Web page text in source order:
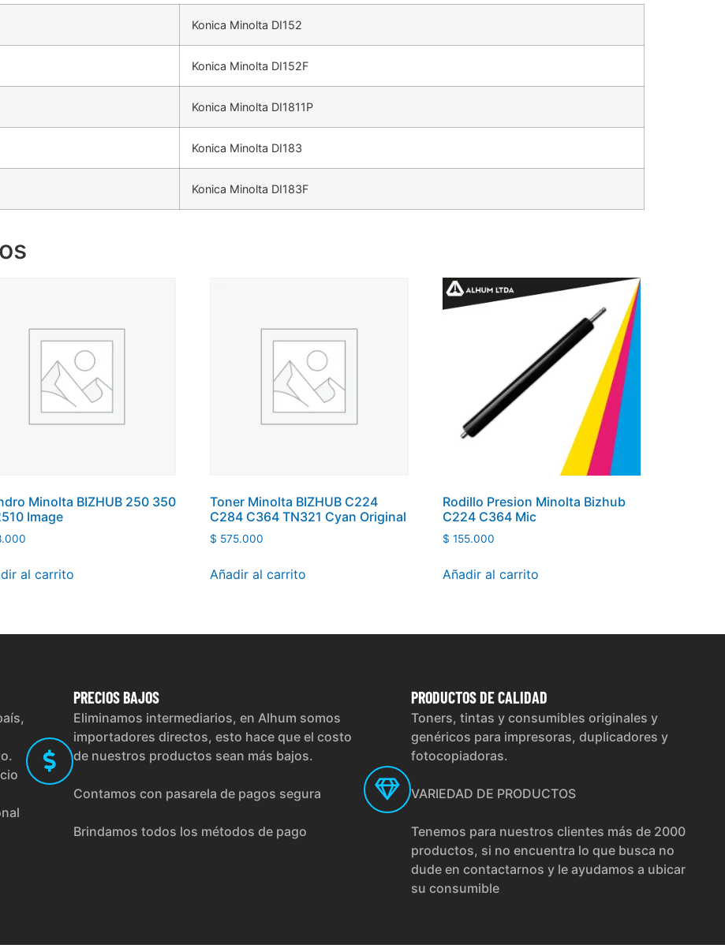
Konica Minolta DI152
Konica Minolta DI152F
Konica Minolta DI1811P
Konica Minolta DI183
Konica Minolta DI183F
Minolta BIZHUB 250 350
Image
al carrito
Toner Minolta BIZHUB C224
C284 C364 TN321 Cyan Original
$ 575.000
Añadir al carrito
Rodillo Presion Minolta Bizhub
C224 C364 Mic
$ 155.000
Añadir al carrito
PRECIOSBAJOS
Eliminamos intermediarios, en Alhum somos
importadores directos, esto hace que el costo
de nuestros productos sean más bajos.
Contamos con pasarela de pagos segura
Brindamos todos los métodos de pago
PRODUCTOSDE CALIDAD
Toners, tintas y consumibles originales y
genéricos para impresoras, duplicadores y
fotocopiadoras.
VARIEDAD DE PRODUCTOS
Tenemos para nuestros clientes más de 2000
productos, si no encuentra lo que busca no
dude en contactarnos y le ayudamos a ubicar
su consumible